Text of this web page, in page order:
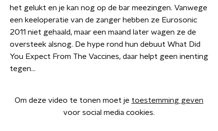
het gelukt en je kan nog op de bar meezingen. Vanwege
een keeloperatie van de zanger hebben ze Eurosonic
2011 niet gehaald, maar een maand later wagen ze de
oversteek alsnog. De hype rond hun debuut What Did
You Expect From The Vaccines, daar helpt geen inenting
tegen...
Om deze video te tonen moet je toestemming geven
voor social media cookies.